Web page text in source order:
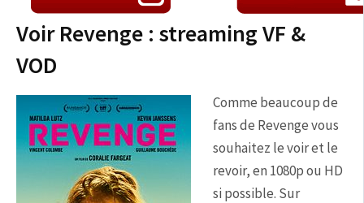
Voir Revenge : streaming VF &
VOD
Comme beaucoup de
fans de Revenge vous
souhaitez le voir et le
revoir, en 1080p ou HD
si possible. Sur